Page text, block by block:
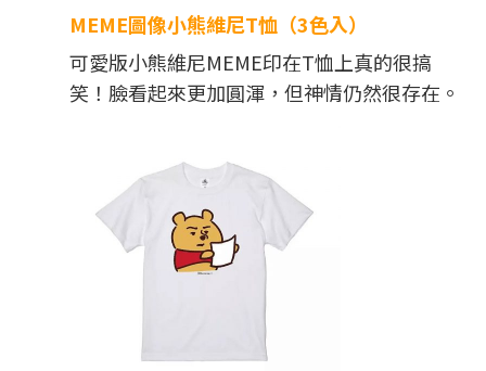
MEME圖像小熊維尼T恤（3色入）
可愛版小熊維尼MEME印在T恤上真的很搞
笑！臉看起來更加圓渾，但神情仍然很存在。